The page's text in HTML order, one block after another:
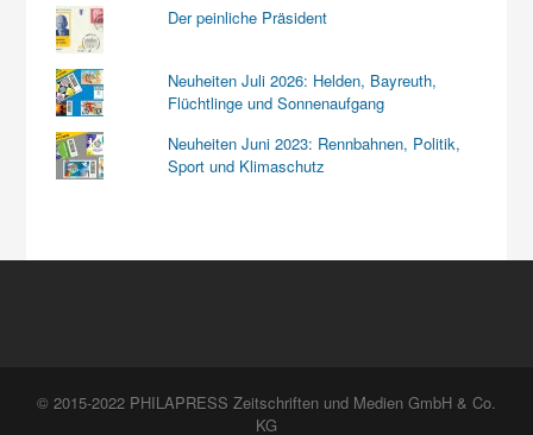
Der peinliche Präsident
Neuheiten Juli 2026: Helden, Bayreuth,
Flüchtlinge und Sonnenaufgang
Neuheiten Juni 2023: Rennbahnen, Politik,
Sport und Klimaschutz
© 2015-2022 PHILAPRESS Zeitschriften und Medien GmbH & Co.
KG